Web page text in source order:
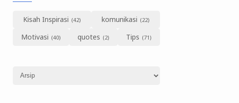
Kisah Inspirasi
komunikasi
Motivasi
quotes Tips